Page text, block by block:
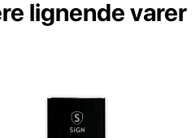
lignende varer